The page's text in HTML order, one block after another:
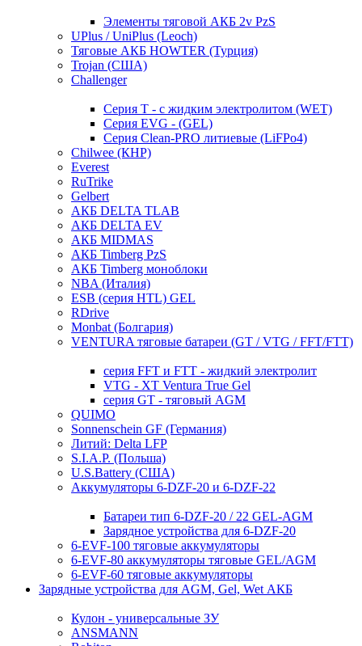
Элементы тяговой АКБ 2v PzS
UPlus / UniPlus (Leoch)
Тяговые АКБ HOWTER (Турция)
Trojan (США)
Challenger
Серия T - с жидким электролитом (WET)
Серия EVG - (GEL)
Серия Clean-PRO литиевые (LiFPo4)
Chilwee (КНР)
Everest
RuTrike
Gelbert
АКБ DELTA TLAB
АКБ DELTA EV
АКБ MIDMAS
АКБ Timberg PzS
АКБ Timberg моноблоки
NBA (Италия)
ESB (серия HTL) GEL
RDrive
Monbat (Болгария)
VENTURA тяговые батареи (GT / VTG / FFT/FTT)
серия FFT и FTT - жидкий электролит
VTG - XT Ventura True Gel
серия GT - тяговый AGM
QUIMO
Sonnenschein GF (Германия)
Литий: Delta LFP
S.I.A.P. (Польша)
U.S.Battery (США)
Аккумуляторы 6-DZF-20 и 6-DZF-22
Батареи тип 6-DZF-20 / 22 GEL-AGM
Зарядное устройства для 6-DZF-20
6-EVF-100 тяговые аккумуляторы
6-EVF-80 аккумуляторы тяговые GEL/AGM
6-EVF-60 тяговые аккумуляторы
Зарядные устройства для AGM, Gel, Wet АКБ
Кулон - универсальные ЗУ
ANSMANN